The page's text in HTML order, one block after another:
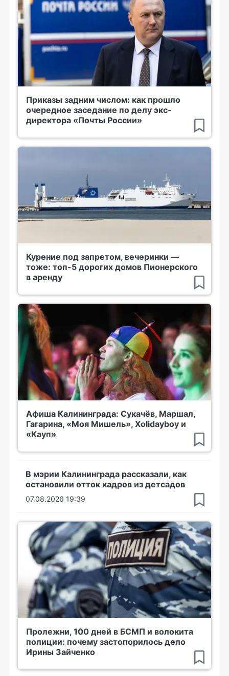
Приказы задним числом: как прошло
очередное заседание по делу экс-
директора «Почты России»
Курение под запретом, вечеринки —
тоже: топ-5 дорогих домов Пионерского
в аренду
Афиша Калининграда: Сукачёв, Маршал,
Гагарина, «Моя Мишель», Xolidayboy и
«Кауп»
В мэрии Калининграда рассказали, как
остановили отток кадров из детсадов
07.08.2026 19:39
Пролежни, 100 дней в БСМП и волокита
полиции: почему застопорилось дело
Ирины Зайченко